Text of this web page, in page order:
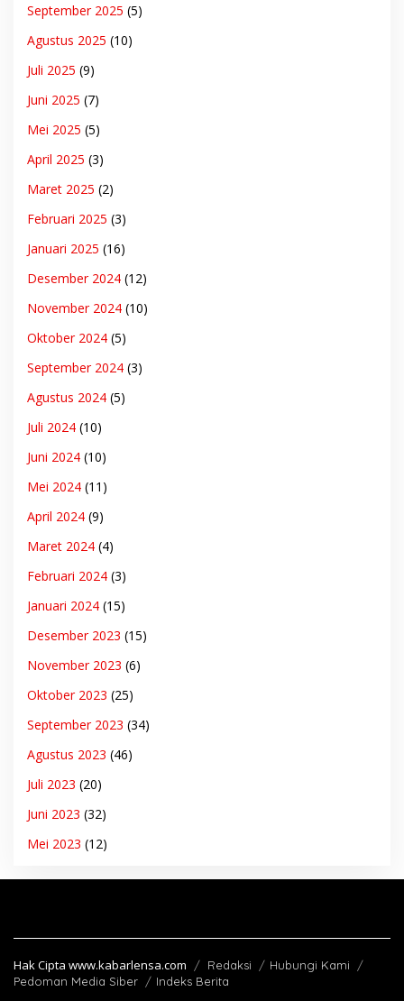
September 2025 (5)
Agustus 2025 (10)
Juli 2025 (9)
Juni 2025 (7)
Mei 2025 (5)
April 2025 (3)
Maret 2025 (2)
Februari 2025 (3)
Januari 2025 (16)
Desember 2024 (12)
November 2024 (10)
Oktober 2024 (5)
September 2024 (3)
Agustus 2024 (5)
Juli 2024 (10)
Juni 2024 (10)
Mei 2024 (11)
April 2024 (9)
Maret 2024 (4)
Februari 2024 (3)
Januari 2024 (15)
Desember 2023 (15)
November 2023 (6)
Oktober 2023 (25)
September 2023 (34)
Agustus 2023 (46)
Juli 2023 (20)
Juni 2023 (32)
Mei 2023 (12)
Hak Cipta www.kabarlensa.com Redaksi
Hubungi Kami
Pedoman Media Siber
Indeks Berita